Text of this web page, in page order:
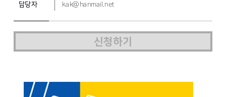
담당자 kak@hanmail.net
신청하기